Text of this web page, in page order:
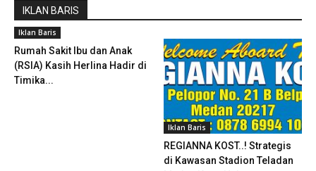
IKLAN BARIS
Iklan Baris
Rumah Sakit Ibu dan Anak
(RSIA) Kasih Herlina Hadir di
Timika...
Iklan Baris
REGIANNA KOST..! Strategis
di Kawasan Stadion Teladan